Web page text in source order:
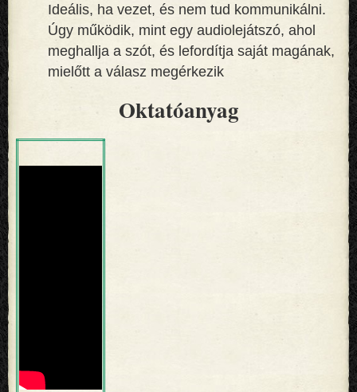
Ideális, ha vezet, és nem tud kommunikálni.
Úgy működik, mint egy audiolejátszó, ahol
meghallja a szót, és lefordítja saját magának,
mielőtt a válasz megérkezik
Oktatóanyag